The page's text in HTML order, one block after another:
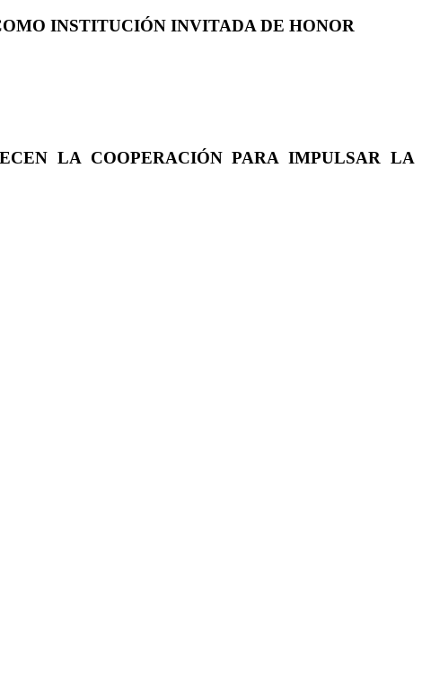
INSTITUCIÓN INVITADA DE HONOR
LA COOPERACIÓN PARA IMPULSAR LA